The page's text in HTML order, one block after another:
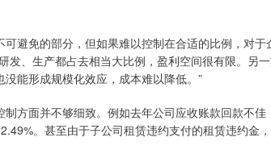
避免的部分，但如果难以控制在合适的比例，对于
发、生产都占去相当大比例，盈利空间很有限。另
能形成规模化效应，成本难以降低。”
方面并不够细致。例如去年公司应收账款回款不佳
。甚至由于子公司租赁违约支付的租赁违约金